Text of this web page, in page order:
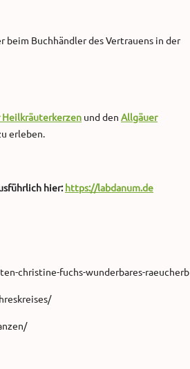
beim Buchhändler des Vertrauens in der
Heilkräuterkerzen und den Allgäuer
erleben.
hier:https://labdanum.de
christine-fuchs-wunderbares-